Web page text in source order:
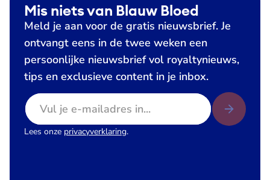
Mis niets van Blauw Bloed
Meld je aan voor de gratis nieuwsbrief. Je
ontvangt eens in de twee weken een
persoonlijke nieuwsbrief vol royaltynieuws,
tips en exclusieve content in je inbox.
E-mailadres
Lees onze privacyverklaring.